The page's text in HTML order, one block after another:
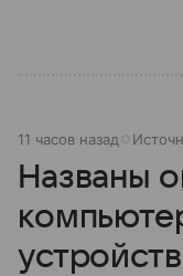
11 часов назад
Названы